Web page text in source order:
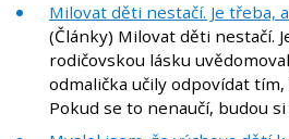
Milovat děti nestačí. Je třeba,
(Články) Milovat děti nestačí.
rodičovskou lásku
odmalička učily odpovídat tím,
Pokud se to nenaučí, budou